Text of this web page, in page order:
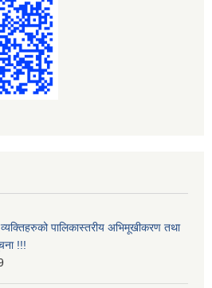
व्यक्तिहरुको पालिकास्तरीय अभिमूखीकरण तथा
!!!